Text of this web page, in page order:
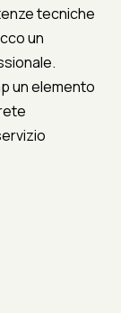
tecniche
un
un elemento